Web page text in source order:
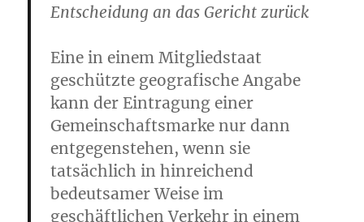
Entscheidung an das Gericht zurück
Eine in einem Mitgliedstaat
geschützte geografische Angabe
kann der Eintragung einer
Gemeinschaftsmarke nur dann
entgegenstehen, wenn sie
tatsächlich in hinreichend
bedeutsamer Weise im
geschäftlichen Verkehr in einem